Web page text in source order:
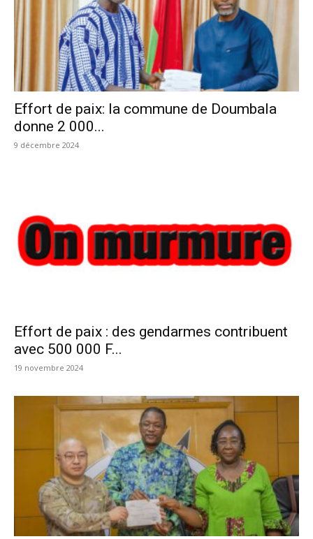
Effort de paix: la commune de Doumbala
donne 2 000...
9 décembre 2024
Effort de paix : des gendarmes contribuent
avec 500 000 F...
19 novembre 2024